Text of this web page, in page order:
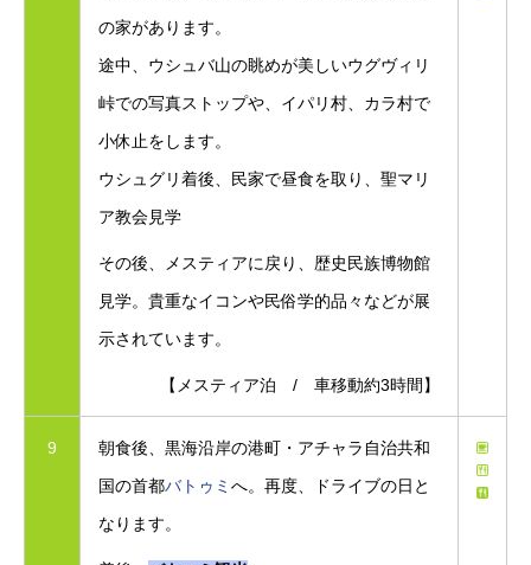
の家があります。
途中、ウシュバ山の眺めが美しいウグヴィリ
峠での写真ストップや、イパリ村、カラ村で
小休止をします。
ウシュグリ着後、民家で昼食を取り、聖マリ
ア教会見学
その後、メスティアに戻り、歴史民族博物館
見学。貴重なイコンや民俗学的品々などが展
示されています。
【メスティア泊 / 車移動約3時間】
9
朝食後、黒海沿岸の港町・アチャラ自治共和
国の首都バトゥミ へ。再度、ドライブの日と
なります。